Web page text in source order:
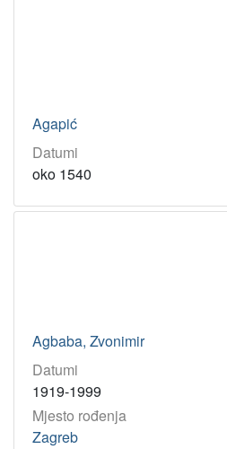
Agapić
Datumi
oko 1540
Agbaba, Zvonimir
Datumi
1919-1999
Mjesto rođenja
Zagreb